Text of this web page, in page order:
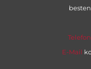
Telefon
E-Mail